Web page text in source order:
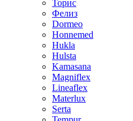
Торис
Фелиз
Dormeo
Honnemed
Hukla
Hulsta
Kamasana
Magniflex
Lineaflex
Materlux
Serta